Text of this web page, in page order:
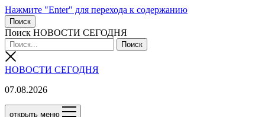
Нажмите "Enter" для перехода к содержанию
Поиск
Поиск НОВОСТИ СЕГОДНЯ
НОВОСТИ СЕГОДНЯ
07.08.2026
открыть меню